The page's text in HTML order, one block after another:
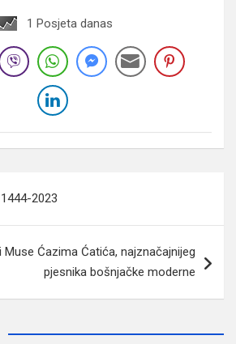
1 Posjeta danas
2023
Ćazima Ćatića, najznačajnijeg
pjesnika bošnjačke moderne